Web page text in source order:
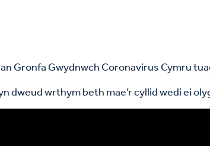
Gronfa Gwydnwch Coronavirus Cymru
dweud wrthym beth mae’r cyllid wedi ei